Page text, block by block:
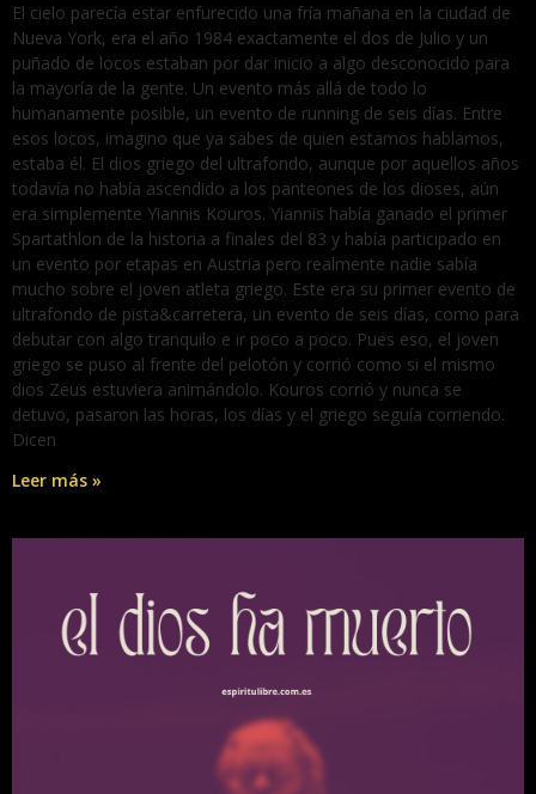
El cielo parecía estar enfurecido una fría mañana en la ciudad de
Nueva York, era el año 1984 exactamente el dos de Julio y un
puñado de locos estaban por dar inicio a algo desconocido para
la mayoría de la gente. Un evento más allá de todo lo
humanamente posible, un evento de running de seis días. Entre
esos locos, imagino que ya sabes de quien estamos hablamos,
estaba él. El dios griego del ultrafondo, aunque por aquellos años
todavía no había ascendido a los panteones de los dioses, aún
era simplemente Yiannis Kouros. Yiannis había ganado el primer
Spartathlon de la historia a finales del 83 y había participado en
un evento por etapas en Austria pero realmente nadie sabía
mucho sobre el joven atleta griego. Este era su primer evento de
ultrafondo de pista&carretera, un evento de seis días, como para
debutar con algo tranquilo e ir poco a poco. Pues eso, el joven
griego se puso al frente del pelotón y corrió como si el mismo
dios Zeus estuviera animándolo. Kouros corrió y nunca se
detuvo, pasaron las horas, los días y el griego seguía corriendo.
Dicen
Leer más »